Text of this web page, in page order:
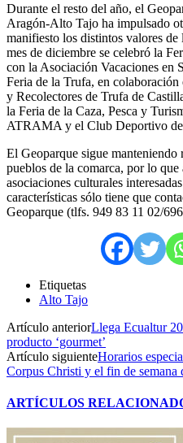
Durante el resto del año, el
Aragón-Alto Tajo ha impulsado
manifiesto los distintos valores de
mes de diciembre se celebró la
con la Asociación Vacaciones en
Feria de la Trufa, en
y Recolectores de Trufa de
la Feria de la Caza, Pesca y
ATRAMA y el Club Deportivo de
El Geoparque sigue manteniendo
pueblos de la comarca, por lo
asociaciones culturales
características sólo tiene que
Geoparque (tlfs. 949 83 11 02/
Etiquetas
Alto Tajo
Artículo anteriorLlega Ecualtur
producto ‘gourmet’
Artículo siguienteHorarios
Corpus Christi y el fin de semana
ARTÍCULOS